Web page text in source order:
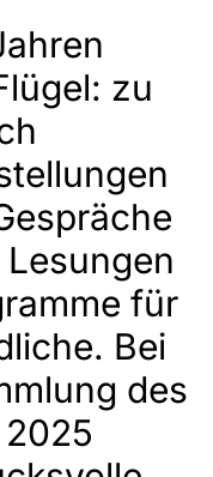
zu
für
Bei
des